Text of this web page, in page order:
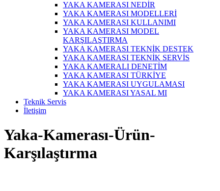
YAKA KAMERASI NEDİR
YAKA KAMERASI MODELLERİ
YAKA KAMERASI KULLANIMI
YAKA KAMERASI MODEL
KARŞILAŞTIRMA
YAKA KAMERASI TEKNİK DESTEK
YAKA KAMERASI TEKNİK SERVİS
YAKA KAMERALI DENETİM
YAKA KAMERASI TÜRKİYE
YAKA KAMERASI UYGULAMASI
YAKA KAMERASI YASAL MI
Teknik Servis
İletişim
Yaka-Kamerası-Ürün-
Karşılaştırma